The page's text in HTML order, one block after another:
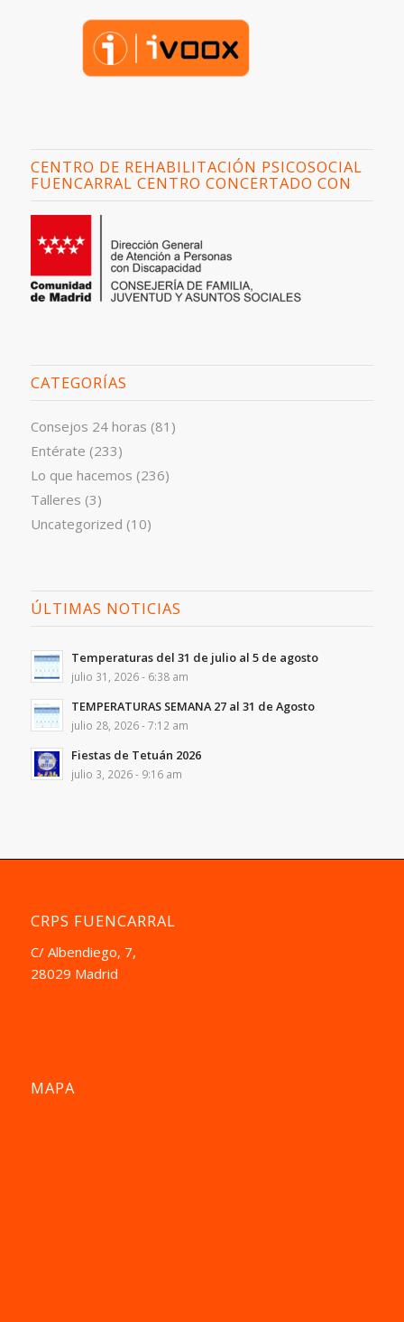
CENTRO DE REHABILITACIÓN PSICOSOCIAL
FUENCARRAL CENTRO CONCERTADO CON
CATEGORÍAS
Consejos 24 horas (81)
Entérate (233)
Lo que hacemos (236)
Talleres (3)
Uncategorized (10)
ÚLTIMAS NOTICIAS
Temperaturas del 31 de julio al 5 de agosto
julio 31, 2026 - 6:38 am
TEMPERATURAS SEMANA 27 al 31 de Agosto
julio 28, 2026 - 7:12 am
Fiestas de Tetuán 2026
julio 3, 2026 - 9:16 am
CRPS FUENCARRAL
C/ Albendiego, 7,
28029 Madrid
MAPA